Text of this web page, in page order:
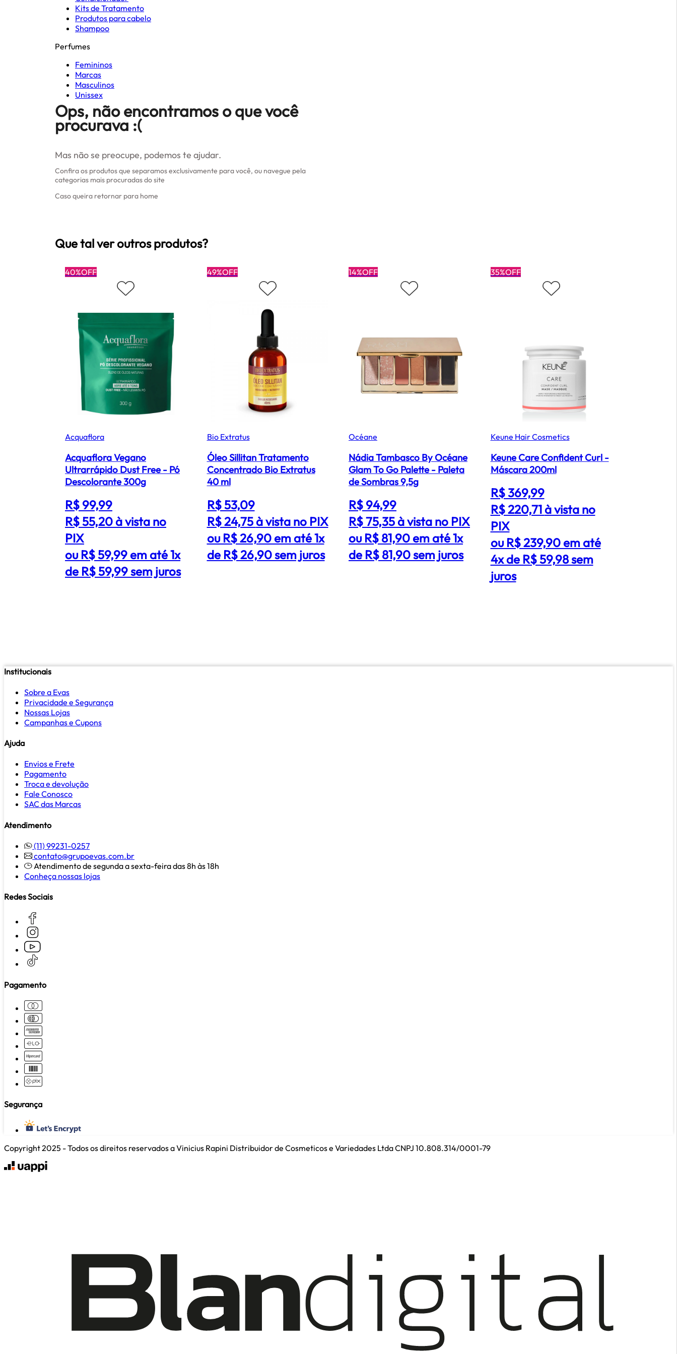
Kits de Tratamento
Produtos para cabelo
Shampoo
Perfumes
Femininos
Marcas
Masculinos
Unissex
Ops, não encontramos o que você
procurava :(
Mas não se preocupe, podemos te ajudar.
Confira os produtos que separamos exclusivamente para você, ou navegue pela
categorias mais procuradas do site
Caso queira retornar para home
Que tal ver outros produtos?
40%OFF
Acquaflora
Acquaflora Vegano
Ultrarrápido Dust Free - Pó
Descolorante 300g
R$ 99,99
R$ 55,20à vista no
PIX
ou R$ 59,99 em até 1x
de R$ 59,99 sem juros
49%OFF
Bio Extratus
Óleo Sillitan Tratamento
Concentrado Bio Extratus
40 ml
R$ 53,09
R$ 24,75à vista no PIX
ou R$ 26,90 em até 1x
de R$ 26,90 sem juros
14%OFF
Océane
Nádia Tambasco By Océane
Glam To Go Palette - Paleta
de Sombras 9,5g
R$ 94,99
R$ 75,35à vista no PIX
ou R$ 81,90 em até 1x
de R$ 81,90 sem juros
35%OFF
Keune Hair Cosmetics
Keune Care Confident Curl -
Máscara 200ml
R$ 369,99
R$ 220,71à vista no
PIX
ou R$ 239,90 em até
4x de R$ 59,98 sem
juros
Institucionais
Sobre a Evas
Privacidade e Segurança
Nossas Lojas
Campanhas e Cupons
Ajuda
Envios e Frete
Pagamento
Troca e devolução
Fale Conosco
SAC das Marcas
Atendimento
(11) 99231-0257
contato@grupoevas.com.br
Atendimento de segunda a sexta-feira das 8h às 18h
Conheça nossas lojas
Redes Sociais
Pagamento
Segurança
Copyright 2025 - Todos os direitos reservados a Vinicius Rapini Distribuidor de Cosmeticos e Variedades Ltda CNPJ 10.808.314/0001-79